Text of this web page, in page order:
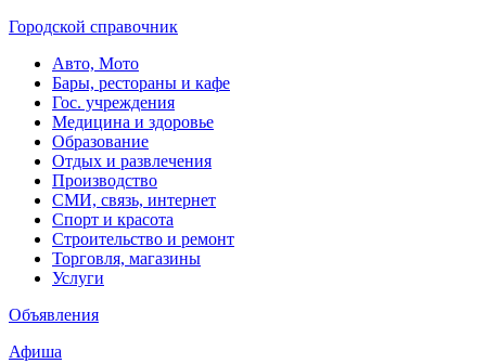
Городской справочник
Авто, Мото
Бары, рестораны и кафе
Гос. учреждения
Медицина и здоровье
Образование
Отдых и развлечения
Производство
СМИ, связь, интернет
Спорт и красота
Строительство и ремонт
Торговля, магазины
Услуги
Объявления
Афиша